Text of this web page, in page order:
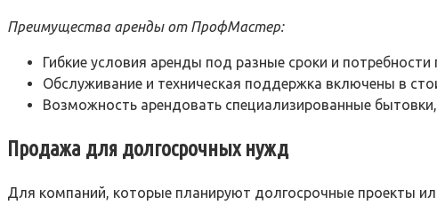
Преимущества аренды от ПрофМастер:
Гибкие условия аренды под разные сроки и потребности
Обслуживание и техническая поддержка включены в
Возможность арендовать специализированные
Продажа для долгосрочных нужд
Для компаний, которые планируют долгосрочные проекты